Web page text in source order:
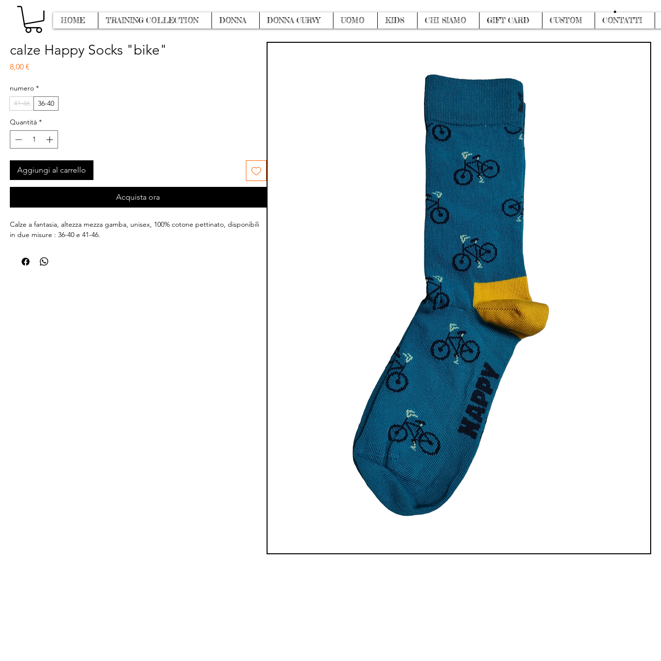
Accedi
HOME TRAINING COLLECTION DONNA DONNA CURVY UOMO KIDS CHI SIAMO GIFT CARD CUSTOM CONTATTI
calze Happy Socks "bike"
8,00 €
numero *
41-46
36-40
Quantità *
Aggiungi al carrello
Acquista ora
Calze a fantasia, altezza mezza gamba, unisex, 100% cotone pettinato, disponibili
in due misure : 36-40 e 41-46.